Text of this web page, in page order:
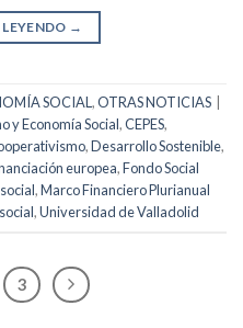
→
SOCIAL ,OTRAS NOTICIAS
y Economía Social,CEPES,
,Desarrollo Sostenible,
europea,Fondo Social
,Marco Financiero Plurianual
,Universidad de Valladolid
3